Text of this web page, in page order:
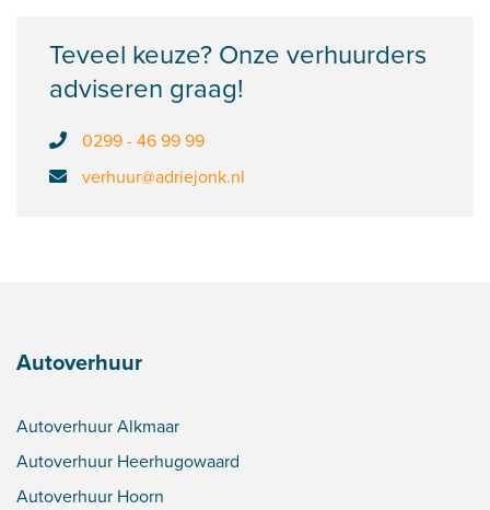
Teveel keuze? Onze verhuurders
adviseren graag!
0299 - 46 99 99
verhuur@adriejonk.nl
Autoverhuur
Autoverhuur Alkmaar
Autoverhuur Heerhugowaard
Autoverhuur Hoorn